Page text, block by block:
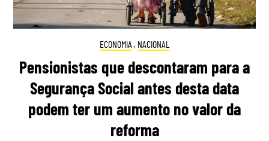
ECONOMIA , NACIONAL
Pensionistas que descontaram para a
Segurança Social antes desta data
podem ter um aumento no valor da
reforma